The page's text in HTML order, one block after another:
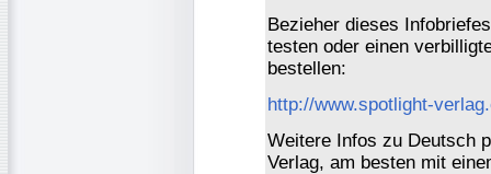
Bezieher dieses
testen oder einen
bestellen:
http://www.spotlight-
Weitere Infos zu Deutsch
Verlag, am besten mit